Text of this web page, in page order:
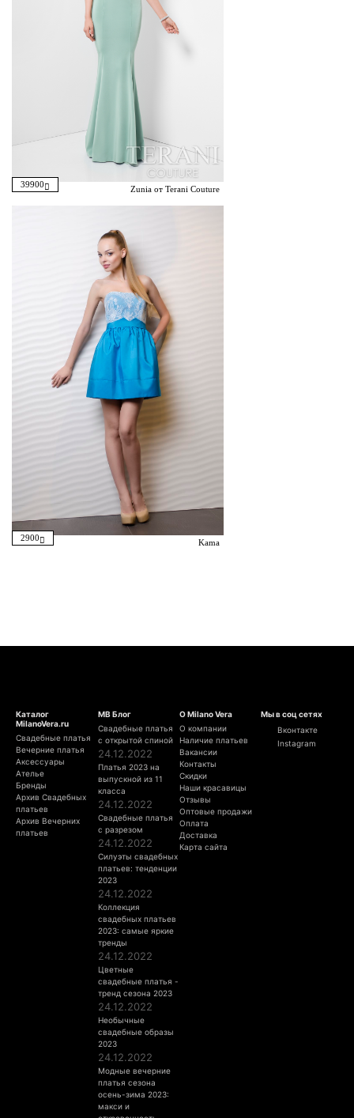
39900 Zunia от Terani Couture
2900 Kama
Каталог
MilanoVera.ru
Свадебные платья
Вечерние платья
Аксессуары
Ателье
Бренды
Архив Свадебных
платьев
Архив Вечерних
платьев
МВ Блог
Свадебные платья
с открытой спиной
24.12.2022
Платья 2023 на
выпускной из 11
класса
24.12.2022
Свадебные платья
с разрезом
24.12.2022
Силуэты свадебных
платьев: тенденции
2023
24.12.2022
Коллекция
свадебных платьев
2023: самые яркие
тренды
24.12.2022
Цветные
свадебные платья -
тренд сезона 2023
24.12.2022
Необычные
свадебные образы
2023
24.12.2022
Модные вечерние
платья сезона
осень-зима 2023:
макси и
О Milano Vera
О компании
Наличие платьев
Вакансии
Контакты
Скидки
Наши красавицы
Отзывы
Оптовые продажи
Оплата
Доставка
Карта сайта
Мы в соц сетях
Вконтакте
Instagram